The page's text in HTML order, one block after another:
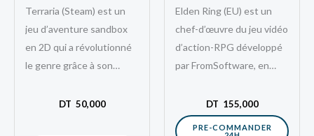
Terraria (Steam) est un
jeu d’aventure sandbox
en 2D qui a révolutionné
le genre grâce à son
d’exploration et sa
DT 50,000
Elden Ring (EU) est un
chef-d’œuvre du jeu vidéo
d’action-RPG développé
par FromSoftware, en
célèbre auteur George
R.R. Martin. Disponible
DT 155,000
PRE-COMMANDER